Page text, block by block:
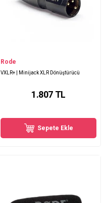
Rode
VXLR+ | Minijack XLR Dönüştürücü
1.807 TL
Sepete Ekle